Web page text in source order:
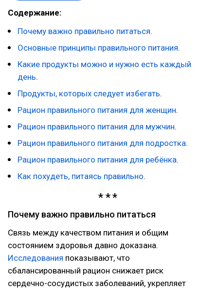
Содержание:
Почему важно правильно питаться.
Основные принципы правильного питания.
Какие продукты можно и нужно есть каждый
день.
Продукты, которых следует избегать.
Рацион правильного питания для женщин.
Рацион правильного питания для мужчин.
Рацион правильного питания для подростка.
Рацион правильного питания для ребёнка.
Как похудеть, питаясь правильно.
Почему важно правильно питаться
Связь между качеством питания и общим
состоянием здоровья давно доказана.
Исследования показывают, что
сбалансированный рацион снижает риск
сердечно-сосудистых заболеваний, укрепляет